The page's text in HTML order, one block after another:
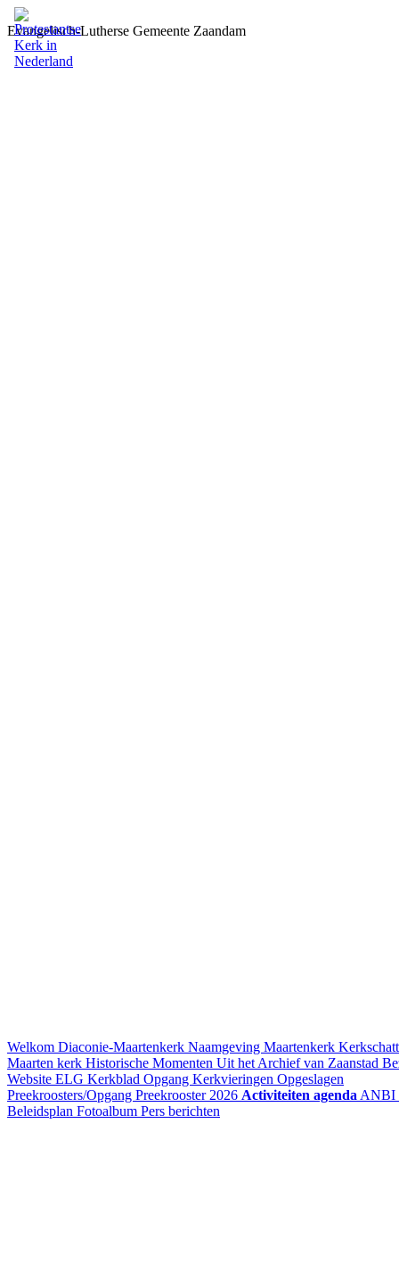
Evangelisch-Lutherse Gemeente Zaandam
Welkom Diaconie-Maartenkerk Naamgeving Maartenkerk
Maarten kerk Historische Momenten Uit het Archief van Zaanstad
Website ELG Kerkblad Opgang Kerkvieringen Opgeslagen
Preekroosters/Opgang Preekrooster 2026 Activiteiten agenda ANBI
Beleidsplan Fotoalbum Pers berichten